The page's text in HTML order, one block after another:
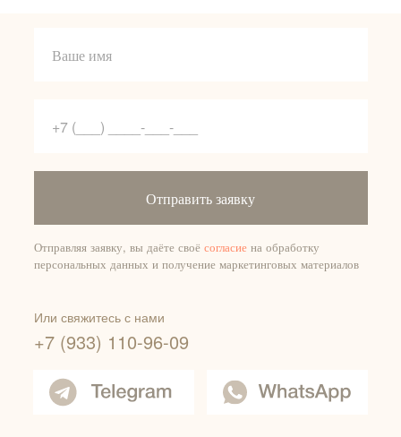
Отправить заявку
Отправляя заявку, вы даёте своё согласиена обработку
персональных данных и получение маркетинговых материалов
+7 (933) 110-96-09
Или свяжитесь с нами